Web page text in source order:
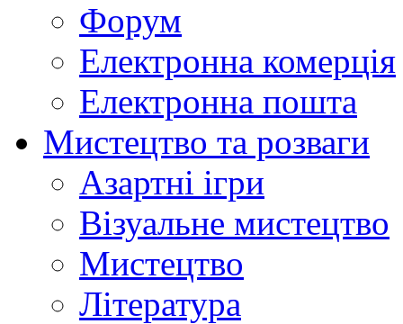
Форум
Електронна комерція
Електронна пошта
Мистецтво та розваги
Азартні ігри
Візуальне мистецтво
Мистецтво
Література